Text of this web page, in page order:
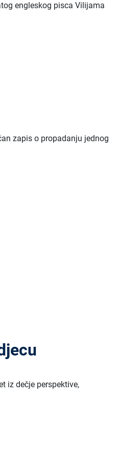
engleskog pisca Vilijama
zapis o propadanju jednog
iz dečje perspektive,